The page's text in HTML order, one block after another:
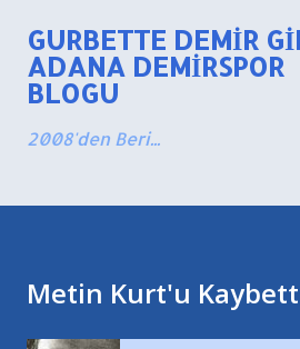
Ana içeriğe
GURBETTE DEMIR
ADANA DEMIRSPOR
BLOGU
2008'den Beri...
Metin Kurt'u